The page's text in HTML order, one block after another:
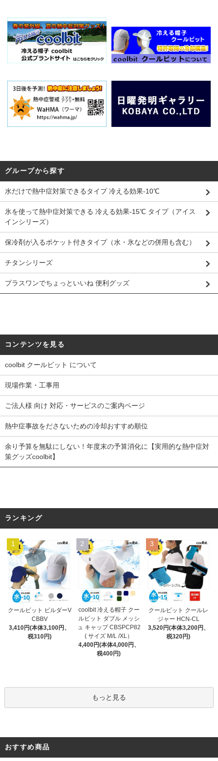
グループから探す
水だけで熱中症対策できるタイプ 冷える効果-10℃
氷を使って熱中症対策できる 冷える効果-15℃ タイプ（アイス
インシリーズ）
保冷剤が入るポケット付きタイプ（水・氷などの併用も含む）
チタンシリーズ
プラスワンでちょっといいね 便利グッズ
コンテンツを見る
coolbit クールビット について
現場作業・工事用
ご法人様 向け 対応・サービスのご案内ページ
熱中症事故をださないための冷却おすすめ順位
余り予算を無駄にしない！年度末の予算消化に【実用的な熱中症対
策グッズcoolbit】
ランキング
1
クールビット ビルダーV
CBBV
3,410円(本体3,100円、
税310円)
2
coolbit 冷える帽子 クー
ルビット ダブル メッシ
ュ キャップ CBSPCP82
( サイズ M/L /XL）
4,400円(本体4,000円、
税400円)
3
クールビット クールレ
ジャー HCN-CL
3,520円(本体3,200円、
税320円)
もっと見る
おすすめ商品